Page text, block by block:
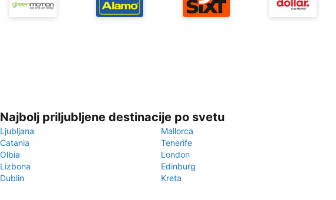
Najbolj priljubljene destinacije po svetu
Ljubljana
Mallorca
Catania
Tenerife
Olbia
London
Lizbona
Edinburg
Dublin
Kreta